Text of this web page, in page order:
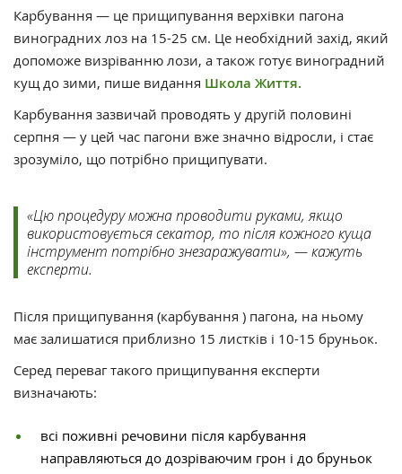
Карбування — це прищипування верхівки пагона
виноградних лоз на 15-25 см. Це необхідний захід, який
допоможе визріванню лози, а також готує виноградний
кущ до зими, пише видання Школа Життя.
Карбування зазвичай проводять у другій половині
серпня — у цей час пагони вже значно відросли, і стає
зрозуміло, що потрібно прищипувати.
«Цю процедуру можна проводити руками, якщо
використовується секатор, то після кожного куща
інструмент потрібно знезаражувати», — кажуть
експерти.
Після прищипування (карбування ) пагона, на ньому
має залишатися приблизно 15 листків і 10-15 бруньок.
Серед переваг такого прищипування експерти
визначають:
всі поживні речовини після карбування
направляються до дозріваючим грон і до бруньок